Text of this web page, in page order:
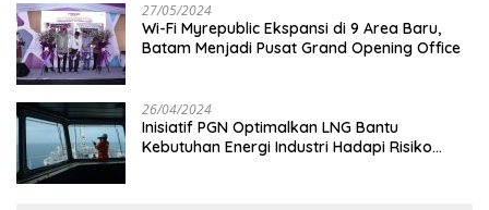
27/05/2024
Wi-Fi Myrepublic Ekspansi di 9 Area Baru,
Batam Menjadi Pusat Grand Opening Office
26/04/2024
Inisiatif PGN Optimalkan LNG Bantu
Kebutuhan Energi Industri Hadapi Risiko